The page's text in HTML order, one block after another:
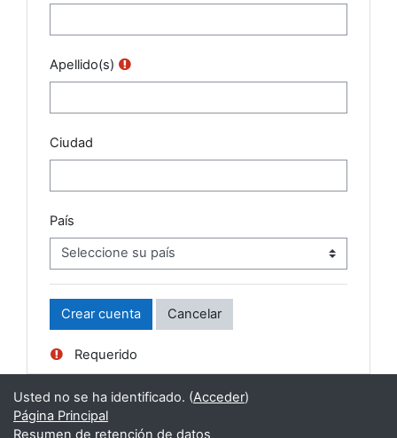
Apellido(s)
Ciudad
País
Requerido
Usted no se ha identificado. (Acceder)
Página Principal
Resumen de retención de datos